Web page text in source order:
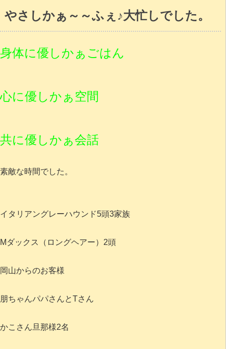
やさしかぁ～～ふぇ♪大忙しでした。
身体に優しかぁごはん
心に優しかぁ空間
共に優しかぁ会話
素敵な時間でした。
イタリアングレーハウンド5頭3家族
Mダックス（ロングヘアー）2頭
岡山からのお客様
朋ちゃんパパさんとTさん
かこさん旦那様2名